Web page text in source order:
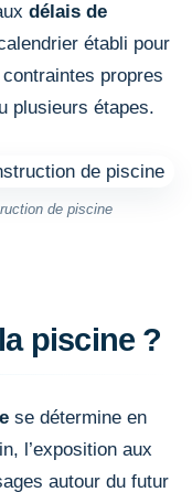
délais de
établi pour
propres
plusieurs étapes.
de piscine
piscine ?
se détermine en
l’exposition aux
autour du futur